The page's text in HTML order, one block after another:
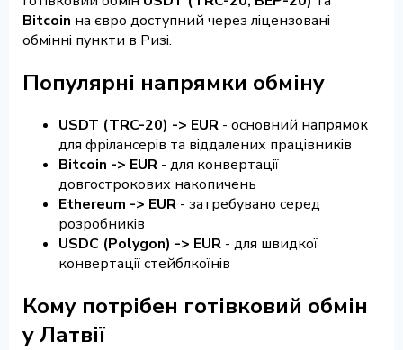
Bitcoin на євро доступний через ліцензовані
обмінні пункти в Ризі.
Популярні напрямки обміну
USDT (TRC-20) -> EUR - основний напрямок
для фрілансерів та віддалених працівників
Bitcoin -> EUR - для конвертації
довгострокових накопичень
Ethereum -> EUR - затребувано серед
розробників
USDC (Polygon) -> EUR - для швидкої
конвертації стейблкоїнів
Кому потрібен готівковий обмін
у Латвії